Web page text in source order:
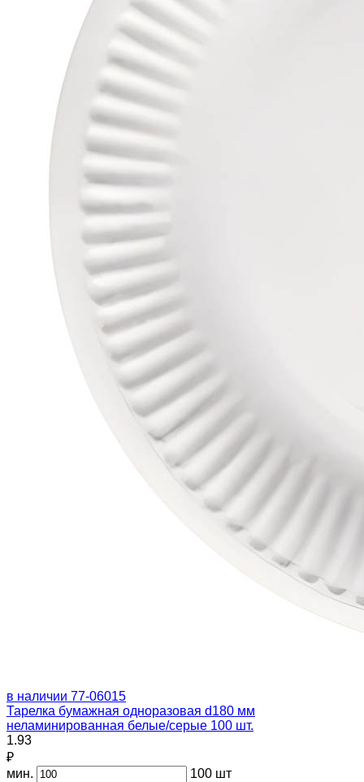
в наличии 77-06015
Тарелка бумажная одноразовая d180 мм
неламинированная белые/серые 100 шт.
1.93
₽
мин.
100 шт